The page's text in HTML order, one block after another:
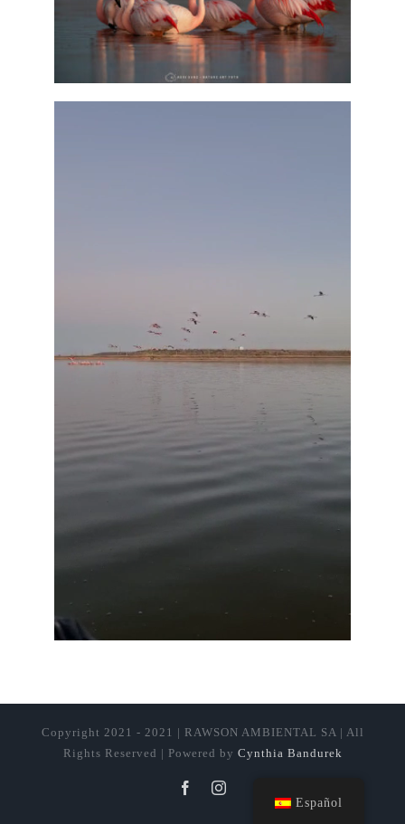
Copyright 2021 - 2021 | RAWSON AMBIENTAL SA | All
Rights Reserved | Powered by Cynthia Bandurek
Facebook
Español